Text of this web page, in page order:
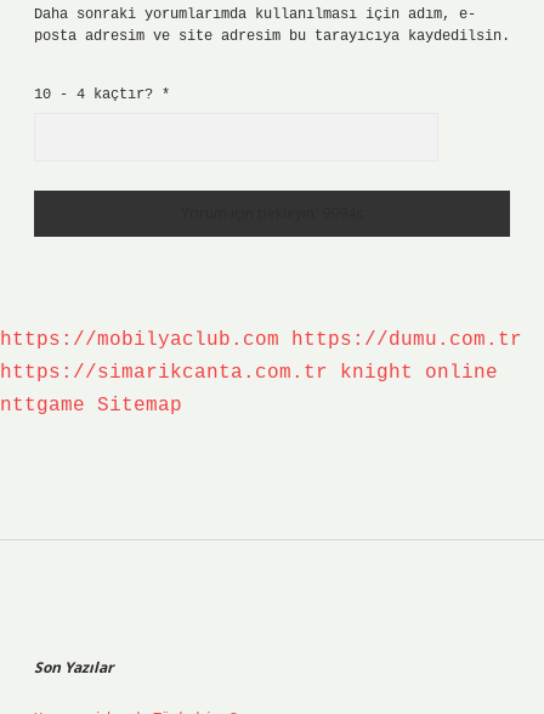
Daha sonraki yorumlarımda kullanılması için adım, e-
posta adresim ve site adresim bu tarayıcıya kaydedilsin.
10 - 4 kaçtır? *
https://mobilyaclub.com
https://dumu.com.tr
https://simarikcanta.com.tr
knight online
nttgame
Sitemap
Son Yazılar